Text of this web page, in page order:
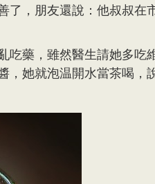
了，朋友還說：他叔叔
吃藥，雖然醫生請她多
她就泡温開水當茶喝，